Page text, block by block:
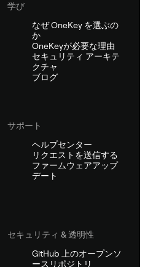
学び
なぜ OneKey を選ぶの
か
OneKeyが必要な理由
セキュリティ アーキテ
クチャ
ブログ
サポート
ヘルプセンター
リクエストを送信する
ファームウェアアップ
デート
セキュリティ & 透明性
GitHub 上のオープンソ
ースリポジトリ